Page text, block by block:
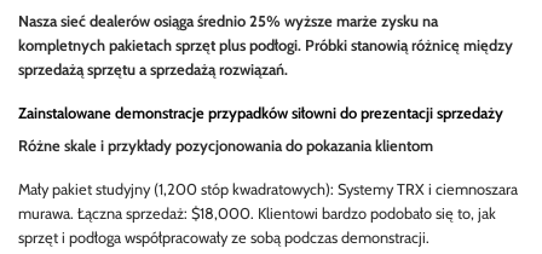
Nasza sieć dealerów osiąga średnio 25% wyższe marże zysku na
kompletnych pakietach sprzęt plus podłogi. Próbki stanowią różnicę między
sprzedażą sprzętu a sprzedażą rozwiązań.
Zainstalowane demonstracje przypadków siłowni do prezentacji sprzedaży
Różne skale i przykłady pozycjonowania do pokazania klientom
Mały pakiet studyjny (1,200 stóp kwadratowych): Systemy TRX i ciemnoszara
murawa. Łączna sprzedaż: $18,000. Klientowi bardzo podobało się to, jak
sprzęt i podłoga współpracowały ze sobą podczas demonstracji.